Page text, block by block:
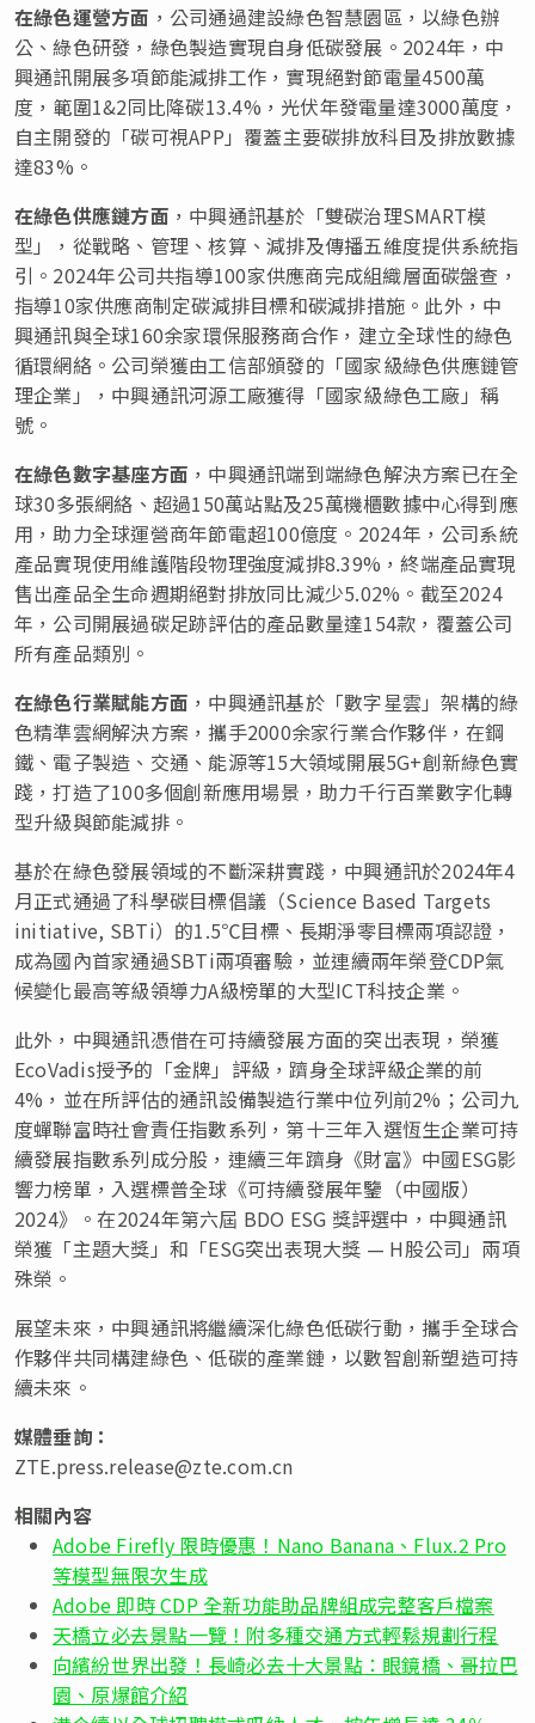
在綠色運營方面 ，公司通過建設綠色智慧園區，以綠色辦
公、綠色研發，綠色製造實現自身低碳發展。2024年，中
興通訊開展多項節能減排工作，實現絕對節電量4500萬
度，範圍1&2同比降碳13.4%，光伏年發電量達3000萬度，
自主開發的「碳可視APP」覆蓋主要碳排放科目及排放數據
達83%。
在綠色供應鏈方面 ，中興通訊基於「雙碳治理SMART模
型」，從戰略、管理、核算、減排及傳播五維度提供系統指
引。2024年公司共指導100家供應商完成組織層面碳盤查，
指導10家供應商制定碳減排目標和碳減排措施。此外，中
興通訊與全球160余家環保服務商合作，建立全球性的綠色
循環網絡。公司榮獲由工信部頒發的「國家級綠色供應鏈管
理企業」，中興通訊河源工廠獲得「國家級綠色工廠」稱
號。
在綠色數字基座方面 ，中興通訊端到端綠色解決方案已在全
球30多張網絡、超過150萬站點及25萬機櫃數據中心得到應
用，助力全球運營商年節電超100億度。2024年，公司系統
產品實現使用維護階段物理強度減排8.39%，終端產品實現
售出產品全生命週期絕對排放同比減少5.02%。截至2024
年，公司開展過碳足跡評估的產品數量達154款，覆蓋公司
所有產品類別。
在綠色行業賦能方面 ，中興通訊基於「數字星雲」架構的綠
色精準雲網解決方案，攜手2000余家行業合作夥伴，在鋼
鐵、電子製造、交通、能源等15大領域開展5G+創新綠色實
踐，打造了100多個創新應用場景，助力千行百業數字化轉
型升級與節能減排。
基於在綠色發展領域的不斷深耕實踐，中興通訊於2024年4
月正式通過了科學碳目標倡議（Science Based Targets
initiative, SBTi）的1.5℃目標、長期淨零目標兩項認證，
成為國內首家通過SBTi兩項審驗，並連續兩年榮登CDP氣
候變化最高等級領導力A級榜單的大型ICT科技企業。
此外，中興通訊憑借在可持續發展方面的突出表現，榮獲
EcoVadis授予的「金牌」評級，躋身全球評級企業的前
4%，並在所評估的通訊設備製造行業中位列前2%；公司九
度蟬聯富時社會責任指數系列，第十三年入選恆生企業可持
續發展指數系列成分股，連續三年躋身《財富》中國ESG影
響力榜單，入選標普全球《可持續發展年鑒（中國版）
2024》。在2024年第六屆 BDO ESG 獎評選中，中興通訊
榮獲「主題大獎」和「ESG突出表現大獎 — H股公司」兩項
殊榮。
展望未來，中興通訊將繼續深化綠色低碳行動，攜手全球合
作夥伴共同構建綠色、低碳的產業鏈，以數智創新塑造可持
續未來。
媒體垂詢：
ZTE.press.release@zte.com.cn
相關內容
Adobe Firefly 限時優惠！Nano Banana、Flux.2 Pro
等模型無限次生成
Adobe 即時 CDP 全新功能助品牌組成完整客戶檔案
天橋立必去景點一覽！附多種交通方式輕鬆規劃行程
向繽紛世界出發！長崎必去十大景點：眼鏡橋、哥拉巴
園、原爆館介紹